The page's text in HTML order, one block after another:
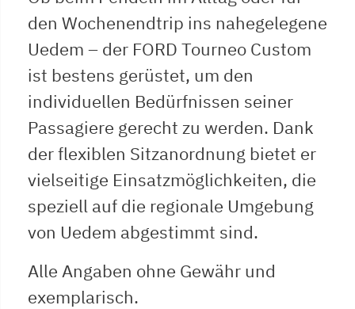
den Wochenendtrip ins nahegelegene
Uedem – der FORD Tourneo Custom
ist bestens gerüstet, um den
individuellen Bedürfnissen seiner
Passagiere gerecht zu werden. Dank
der flexiblen Sitzanordnung bietet er
vielseitige Einsatzmöglichkeiten, die
speziell auf die regionale Umgebung
von Uedem abgestimmt sind.
Alle Angaben ohne Gewähr und
exemplarisch.